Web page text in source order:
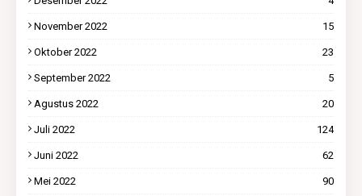
November 2022 15
Oktober 2022 23
September 2022 5
Agustus 2022 20
Juli 2022 124
Juni 2022 62
Mei 2022 90